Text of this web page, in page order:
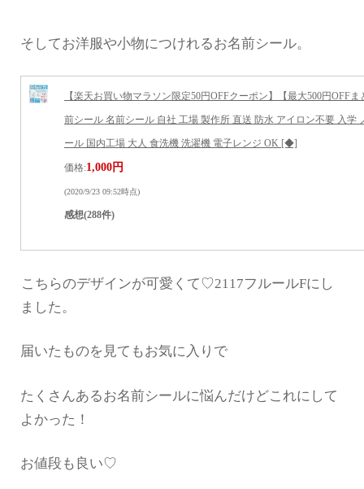
そしてお洋服や小物につけれるお名前シール。
【楽天お買い物マラソン限定50円OFFクーポン】【最大500円OFF
前シール 名前シール 自社 工場 製作所 直送 防水 アイロン不要 入学
ール 国内工場 大人 食洗機 洗濯機 電子レンジ OK [◆]
価格:1,000円
(2020/9/23 09:52時点)
感想(288件)
こちらのデザインが可愛くて♡2117フルールFにし
ました。
届いたものを見てもお気に入りで
たくさんあるお名前シールに悩んだけどこれにして
よかった！
お値段も良い♡